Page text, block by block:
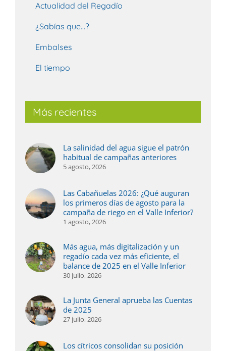
Actualidad del Regadío
¿Sabías que…?
Embalses
El tiempo
Más recientes
La salinidad del agua sigue el patrón
habitual de campañas anteriores
5 agosto, 2026
Las Cabañuelas 2026: ¿Qué auguran
los primeros días de agosto para la
campaña de riego en el Valle Inferior?
1 agosto, 2026
Más agua, más digitalización y un
regadío cada vez más eficiente, el
balance de 2025 en el Valle Inferior
30 julio, 2026
La Junta General aprueba las Cuentas
de 2025
27 julio, 2026
Los cítricos consolidan su posición